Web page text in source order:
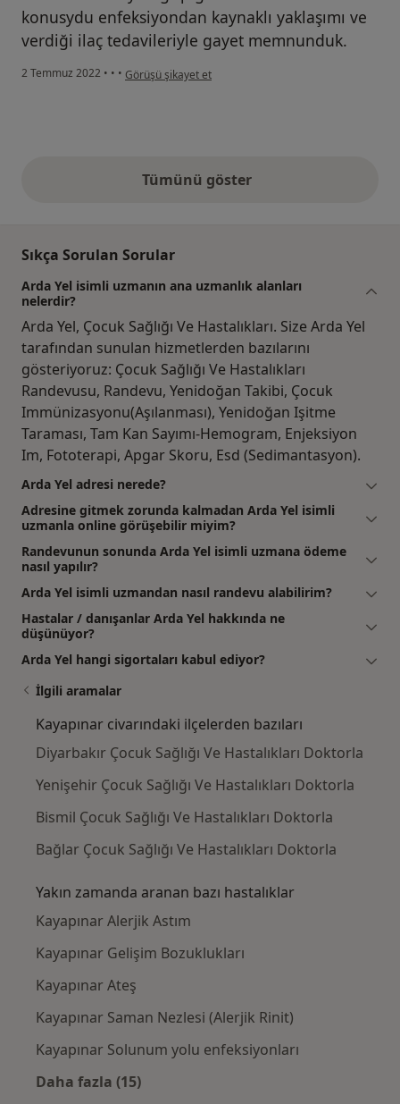
konusydu enfeksiyondan kaynaklı yaklaşımı ve
verdiği ilaç tedavileriyle gayet memnunduk.
2 Temmuz 2022 • • • kullanıcının görüşüne göre s.....
Görüşü şikayet et
Tümünü gösteryukarıdaki görüşler
Sıkça Sorulan Sorular
Arda Yel isimli uzmanın ana uzmanlık alanları
nelerdir?
Arda Yel, Çocuk Sağlığı Ve Hastalıkları. Size Arda Yel
tarafından sunulan hizmetlerden bazılarını
gösteriyoruz: Çocuk Sağlığı Ve Hastalıkları
Randevusu, Randevu, Yenidoğan Takibi, Çocuk
Immünizasyonu(Aşılanması), Yenidoğan Işitme
Taraması, Tam Kan Sayımı-Hemogram, Enjeksiyon
Im, Fototerapi, Apgar Skoru, Esd (Sedimantasyon).
Arda Yel adresi nerede?
Adresine gitmek zorunda kalmadan Arda Yel isimli
uzmanla online görüşebilir miyim?
Randevunun sonunda Arda Yel isimli uzmana ödeme
nasıl yapılır?
Arda Yel isimli uzmandan nasıl randevu alabilirim?
Hastalar / danışanlar Arda Yel hakkında ne
düşünüyor?
Arda Yel hangi sigortaları kabul ediyor?
İlgili aramalar
Kayapınar civarındaki ilçelerden bazıları
Diyarbakır Çocuk Sağlığı Ve Hastalıkları Doktorla
Yenişehir Çocuk Sağlığı Ve Hastalıkları Doktorla
Bismil Çocuk Sağlığı Ve Hastalıkları Doktorla
Bağlar Çocuk Sağlığı Ve Hastalıkları Doktorla
Yakın zamanda aranan bazı hastalıklar
Kayapınar Alerjik Astım
Kayapınar Gelişim Bozuklukları
Kayapınar Ateş
Kayapınar Saman Nezlesi (Alerjik Rinit)
Kayapınar Solunum yolu enfeksiyonları
Daha fazla (15)